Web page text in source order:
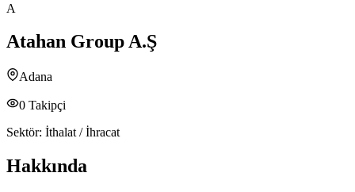
A
Atahan Group A.Ş
Adana
0 Takipçi
Sektör: İthalat / İhracat
Hakkında